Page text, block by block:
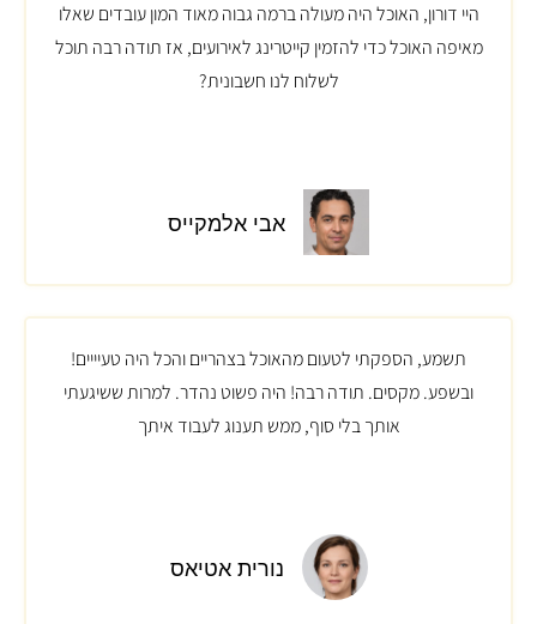
היי דורון, האוכל היה מעולה ברמה גבוה מאוד המון עובדים שאלו
מאיפה האוכל כדי להזמין קייטרינג לאירועים, אז תודה רבה תוכל
לשלוח לנו חשבונית?
אבי אלמקייס
תשמע, הספקתי לטעום מהאוכל בצהריים והכל היה טעיייים!
ובשפע. מקסים. תודה רבה! היה פשוט נהדר. למרות ששיגעתי
אותך בלי סוף, ממש תענוג לעבוד איתך
נורית אטיאס